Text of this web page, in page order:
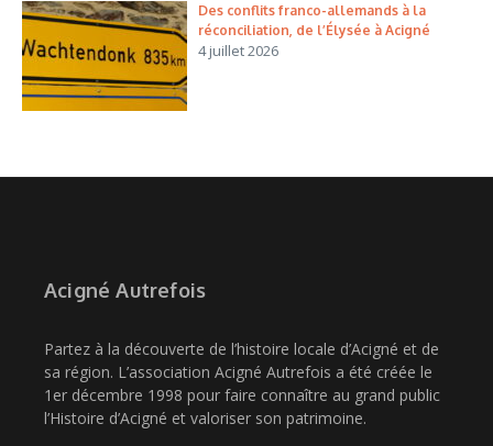
Des conflits franco-allemands à la
réconciliation, de l’Élysée à Acigné
4 juillet 2026
Acigné Autrefois
Partez à la découverte de l’histoire locale d’Acigné et de
sa région. L’association Acigné Autrefois a été créée le
1er décembre 1998 pour faire connaître au grand public
l’Histoire d’Acigné et valoriser son patrimoine.